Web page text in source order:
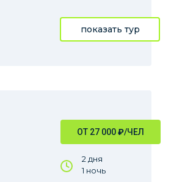
показать тур
ОТ 27 000₽/ЧЕЛ
2 дня
1 ночь